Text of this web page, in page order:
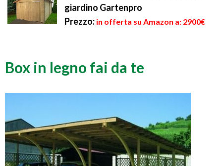
giardino Gartenpro
Prezzo: in offerta su Amazon a: 2900€
Box in legno fai da te